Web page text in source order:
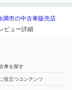
満市の中古車販売店
ビュー詳細
車を探す
役立つコンテンツ